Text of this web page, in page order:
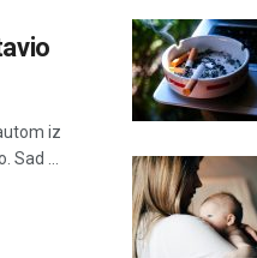
iz
...